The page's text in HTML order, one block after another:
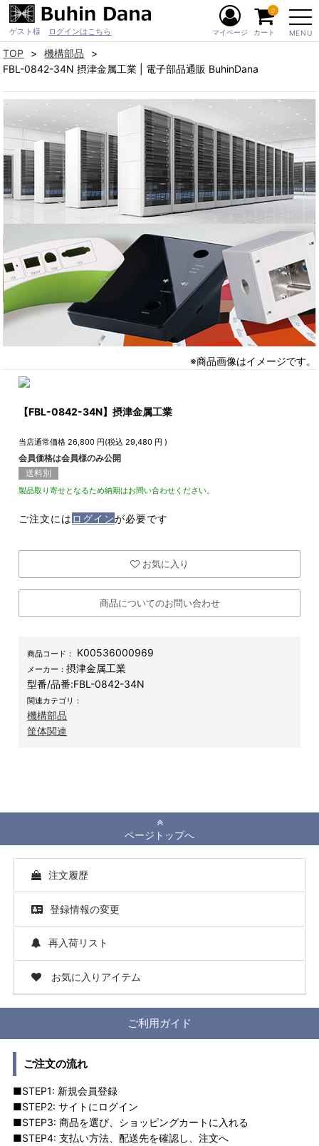
ゲスト様 ログインはこちら MENU
マイページ カート
0
TOP
機構部品
FBL-0842-34N 摂津金属工業 | 電子部品通販 BuhinDana
※商品画像はイメージです。
【FBL-0842-34N】摂津金属工業
当店通常価格 26,800 円(税込 29,480 円 )
会員価格は会員様のみ公開
送料別
製品取り寄せとなるため納期はお問い合わせください。
ご注文には ログインが必要です
お気に入り
商品についてのお問い合わせ
商品コード： K00536000969
メーカー：摂津金属工業
型番/品番:FBL-0842-34N
関連カテゴリ：
機構部品
筐体関連
ページトップへ
注文履歴
登録情報の変更
再入荷リスト
お気に入りアイテム
ご利用ガイド
ご注文の流れ
■STEP1: 新規会員登録
■STEP2: サイトにログイン
■STEP3: 商品を選び、ショッピングカートに入れる
■STEP4: 支払い方法、配送先を確認し、注文へ